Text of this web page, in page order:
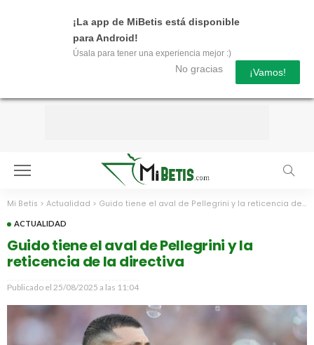
¡La app de MiBetis está disponible
para Android!
Úsala para tener una experiencia mejor :)
No gracias ¡Vamos!
Mi Betis > Actualidad > Guido tiene el aval de Pellegrini y la reticencia de la directiva
ACTUALIDAD
Guido tiene el aval de Pellegrini y la
reticencia de la directiva
Publicado el 25/08/2025 a las 11:04